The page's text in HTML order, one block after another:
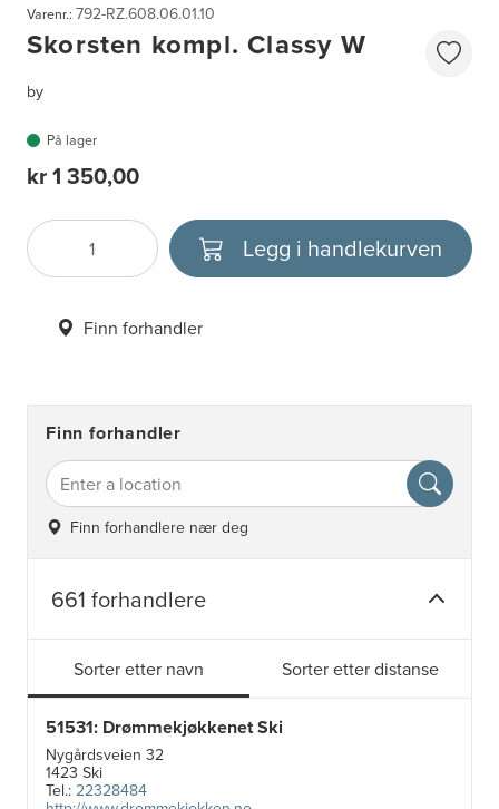
Varenr.: 792-RZ.608.06.01.10
Skorsten kompl. Classy W
by
På lager
kr 1 350,00
Antall
Velg enhet Legg i handlekurven
Finn forhandler
Finn forhandler
Finn forhandlere nær deg
661 forhandlere
Sorter etter navn Sorter etter distanse
51531: Drømmekjøkkenet Ski
Nygårdsveien 32
1423 Ski
Tel.: 22328484